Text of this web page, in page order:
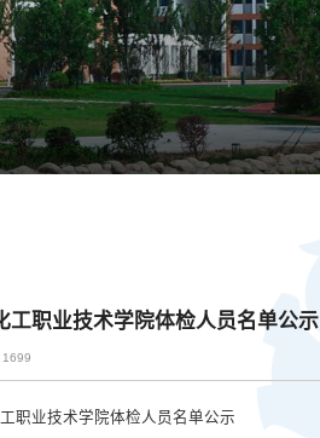
工职业技术学院体检人员名单公示
1699
职业技术学院体检人员名单公示